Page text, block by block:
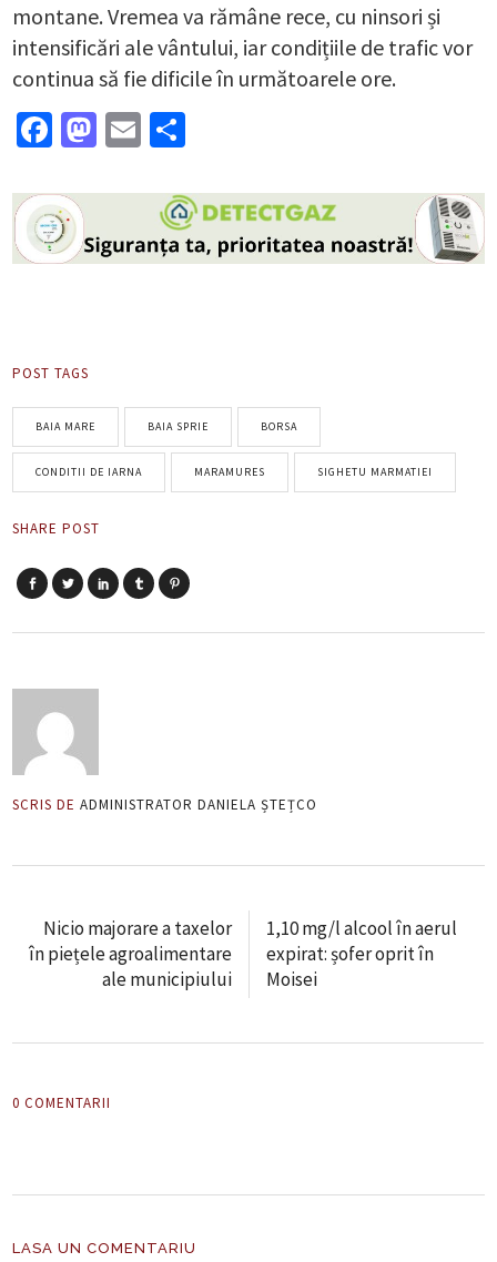
montane. Vremea va rămâne rece, cu ninsori și
intensificări ale vântului, iar condițiile de trafic vor
continua să fie dificile în următoarele ore.
Facebook
Mastodon
Email
POST TAGS
BAIA MARE BAIA SPRIE BORSA
CONDITII DE IARNA MARAMURES SIGHETU MARMATIEI
SHARE POST
SCRIS DE ADMINISTRATOR DANIELA ȘTEȚCO
Nicio majorare a taxelor
în piețele agroalimentare
ale municipiului
1,10 mg/l alcool în aerul
expirat: șofer oprit în
Moisei
0 COMENTARII
LASA UN COMENTARIU